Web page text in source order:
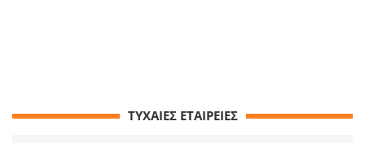
ΤΥΧΑΙΕΣ ΕΤΑΙΡΕΙΕΣ